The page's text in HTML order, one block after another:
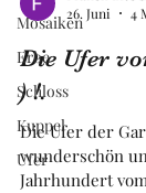
Mosaiken
Erbe
Schloss
Kuppel
Ufer
26. Juni
4
Die Ufer
) !.
Die Ufer der